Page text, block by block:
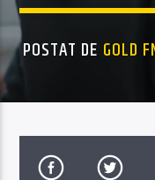
POSTAT DE GOLD